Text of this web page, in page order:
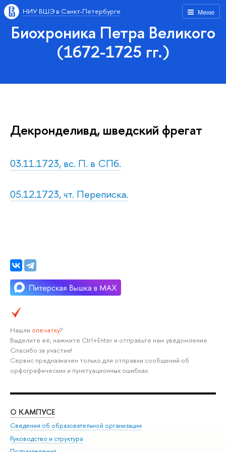
Меню
НИУ ВШЭ в Санкт-Петербурге
Биохроника Петра Великого
(1672-1725 гг.)
Декронделивд, шведский фрегат
03.11.1723, вс. П. в СПб.
05.12.1723, чт. Переписка.
Нашли опечатку?
Выделите её, нажмите Ctrl+Enter и отправьте нам уведомление.
Спасибо за участие!
Сервис предназначен только для отправки сообщений об
орфографических и пунктуационных ошибках.
О КАМПУСЕ
Сведения об образовательной организации
Руководство и структура